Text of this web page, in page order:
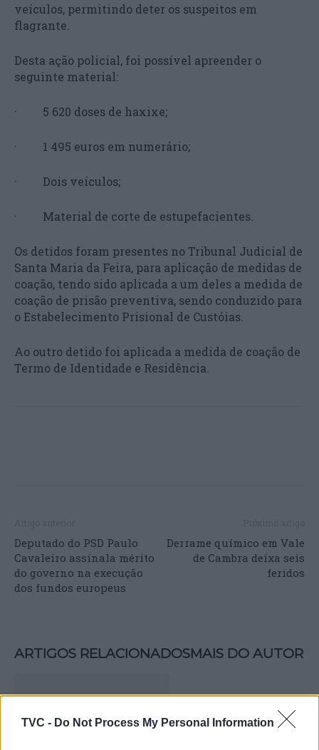
TVC - Do Not Process My Personal Information
veículos, permitindo deter os suspeitos em
flagrante.
Desta ação policial, foi possível apreender o
seguinte material:
· 5 620 doses de haxixe;
· 1 495 euros em numerário;
· Dois veículos;
· Material de corte de estupefacientes.
Os detidos foram presentes no Tribunal Judicial de
Santa Maria da Feira, para aplicação de medidas de
coação, tendo sido aplicada a um deles a medida de
coação de prisão preventiva, sendo conduzido para
o Estabelecimento Prisional de Custóias.
Ao outro detido foi aplicada a medida de coação de
Termo de Identidade e Residência.
Deputado do PSD Paulo
Cavaleiro assinala mérito
do governo na execução
dos fundos europeus
Derrame químico em Vale
de Cambra deixa seis
feridos
ARTIGOS RELACIONADOSMAIS DO AUTOR